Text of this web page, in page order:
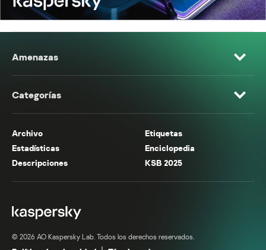
Amenazas
Categorías
Archivo
Etiquetas
Estadísticas
Enciclopedia
Descripciones
KSB 2025
© 2026 AO Kaspersky Lab. Todos los derechos reservados.